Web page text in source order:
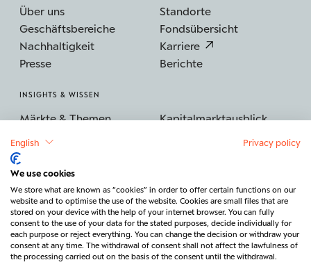
Über uns
Standorte
Geschäftsbereiche
Fondsübersicht
Nachhaltigkeit
Karriere
Presse
Berichte
INSIGHTS & WISSEN
Märkte & Themen
Kapitalmarktausblick
Glossar
Newsletter abonnieren
Wealth Management
Portal
Corporate Portal
Kartensperrung & -
services
Kassenservice
English Privacy policy
We use cookies
We store what are known as “cookies” in order to offer certain functions on our
website and to optimise the use of the website. Cookies are small files that are
stored on your device with the help of your internet browser. You can fully
consent to the use of your data for the stated purposes, decide individually for
each purpose or reject everything. You can change the decision or withdraw your
consent at any time. The withdrawal of consent shall not affect the lawfulness of
the processing carried out on the basis of the consent until the withdrawal.